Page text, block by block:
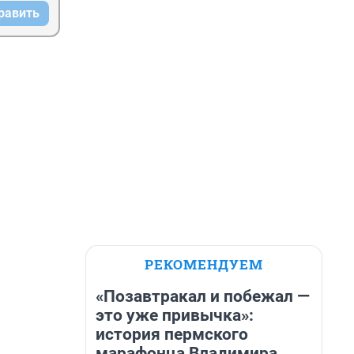
РЕКОМЕНДУЕМ
«Позавтракал и побежал —
это уже привычка»:
история пермского